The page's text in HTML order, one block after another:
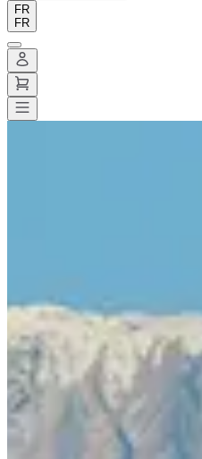
FR
FR
Partager
Partager
Voir toutes les photos
Voir toutes les photos
Localisation